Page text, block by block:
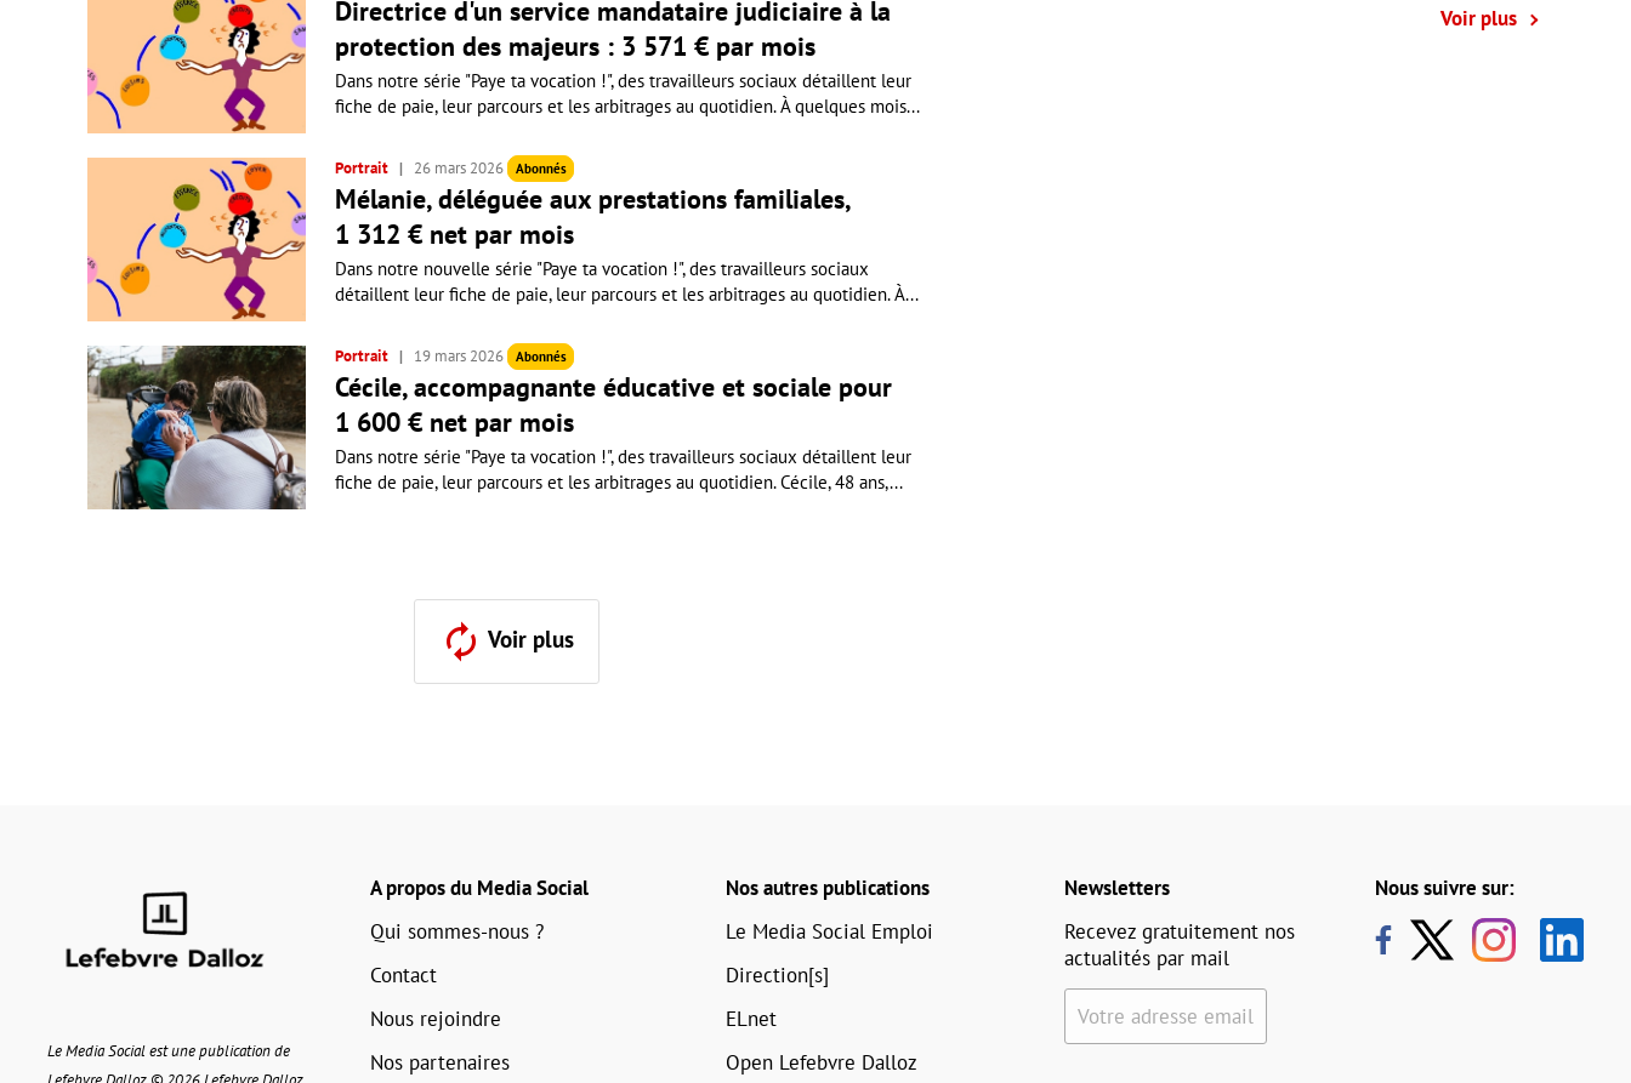
Directrice d'un service mandataire judiciaire à la
protection des majeurs : 3 571 € par mois
Dans notre série "Paye ta vocation !", des travailleurs sociaux détaillent leur
fiche de paie, leur parcours et les arbitrages au quotidien. À quelques mois...
Portrait 26 mars 2026 Abonnés
Mélanie, déléguée aux prestations familiales,
1 312 € net par mois
Dans notre nouvelle série "Paye ta vocation !", des travailleurs sociaux
détaillent leur fiche de paie, leur parcours et les arbitrages au quotidien. À...
Portrait 19 mars 2026 Abonnés
Cécile, accompagnante éducative et sociale pour
1 600 € net par mois
Dans notre série "Paye ta vocation !", des travailleurs sociaux détaillent leur
fiche de paie, leur parcours et les arbitrages au quotidien. Cécile, 48 ans,...
Voir plus
Voir plus
Le Media Social est une publication de
A propos du Media Social
Qui sommes-nous ?
Contact
Nous rejoindre
Nos partenaires
Nos autres publications
Le Media Social Emploi
Direction[s]
ELnet
Open Lefebvre Dalloz
Newsletters
Recevez gratuitement nos
actualités par mail
Votre adresse email
Nous suivre sur: